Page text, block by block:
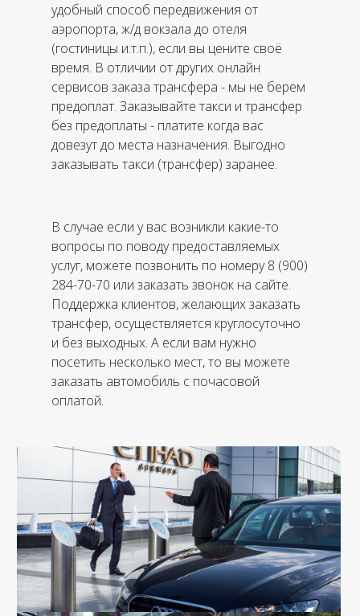
удобный способ передвижения от
аэропорта, ж/д вокзала до отеля
(гостиницы и.т.п.), если вы цените своё
время. В отличии от других онлайн
сервисов заказа трансфера - мы не берем
предоплат. Заказывайте такси и трансфер
без предоплаты - платите когда вас
довезут до места назначения. Выгодно
заказывать такси (трансфер) заранее.
В случае если у вас возникли какие-то
вопросы по поводу предоставляемых
услуг, можете позвонить по номеру 8 (900)
284-70-70 или заказать звонок на сайте.
Поддержка клиентов, желающих заказать
трансфер, осуществляется круглосуточно
и без выходных. А если вам нужно
посетить несколько мест, то вы можете
заказать автомобиль с почасовой
оплатой.